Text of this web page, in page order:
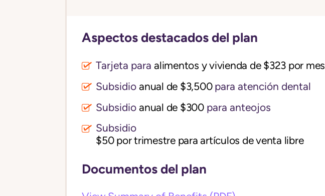
Aspectos destacados del plan
Tarjeta para alimentos y vivienda de $323 por mes
Subsidio anual de $3,500para atención dental
Subsidio anual de $300para anteojos
Subsidio
$50 por trimestre para artículos de venta libre
Documentos del plan